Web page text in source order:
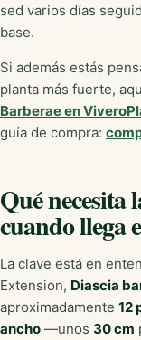
sed varios días
base.
Si además estás
planta más fuerte,
Barberae en
guía de compra:
Qué necesita
cuando llega
La clave está en
Extension, Diascia
aproximadamente 12
ancho —unos 30 cm